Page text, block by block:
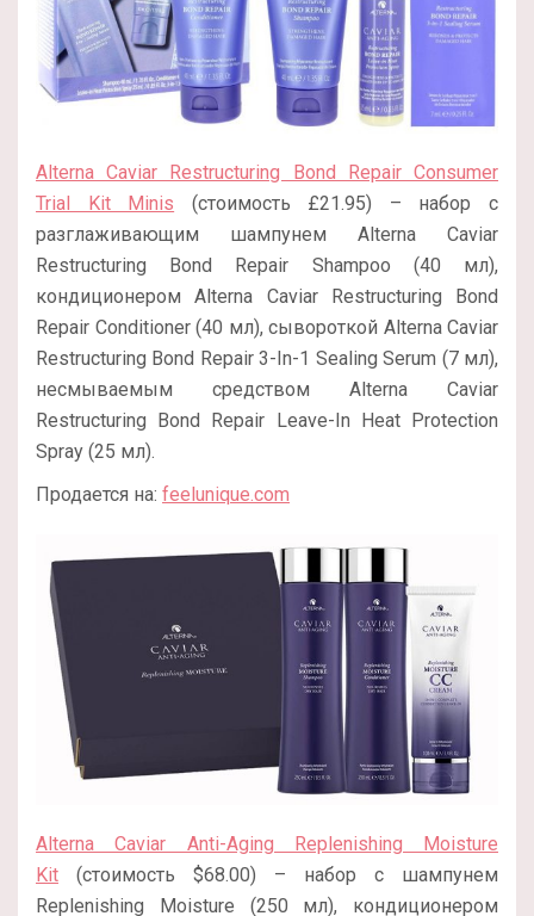
Alterna Caviar Restructuring Bond Repair Consumer
Trial Kit Minis (стоимость £21.95) – набор с
разглаживающим шампунем Alterna Caviar
Restructuring Bond Repair Shampoo (40 мл),
кондиционером Alterna Caviar Restructuring Bond
Repair Conditioner (40 мл), сывороткой Alterna Caviar
Restructuring Bond Repair 3-In-1 Sealing Serum (7 мл),
несмываемым средством Alterna Caviar
Restructuring Bond Repair Leave-In Heat Protection
Spray (25 мл).
Продается на: feelunique.com
Alterna Caviar Anti-Aging Replenishing Moisture
Kit (стоимость $68.00) – набор с шампунем
Replenishing Moisture (250 мл), кондиционером